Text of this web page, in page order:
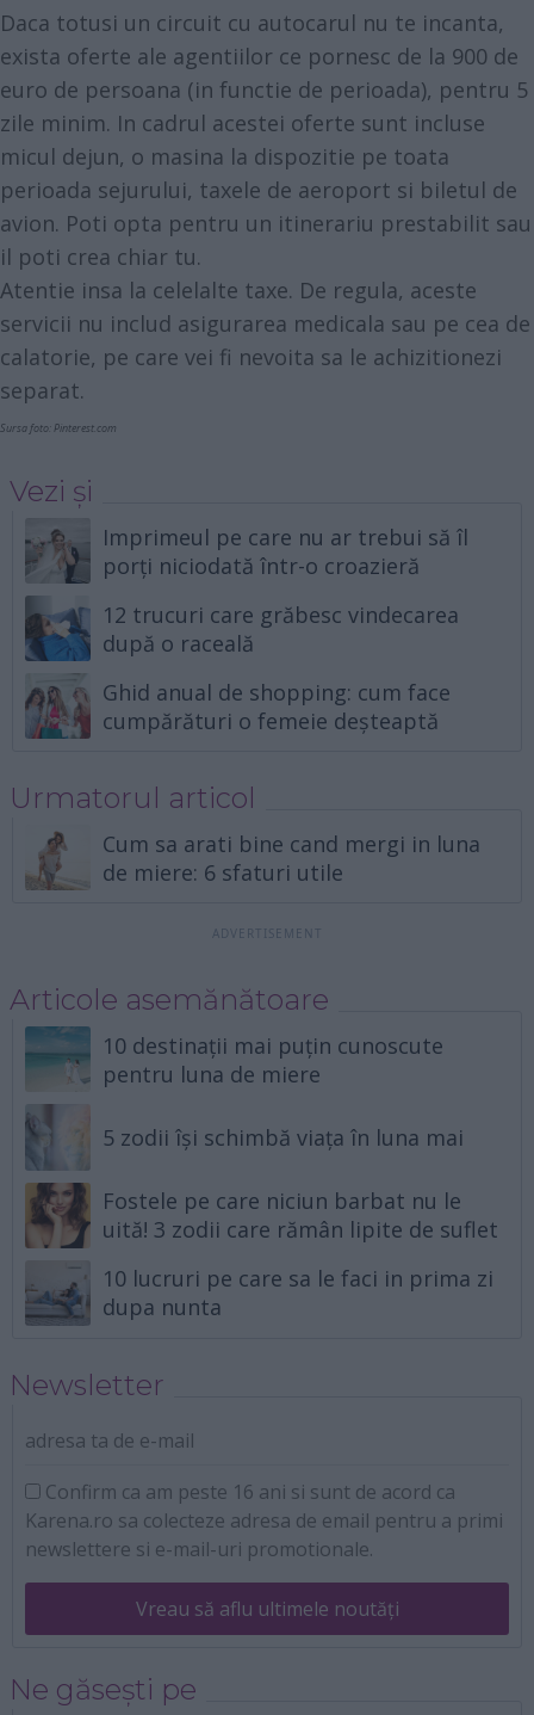
Daca totusi un circuit cu autocarul nu te incanta,
exista oferte ale agentiilor ce pornesc de la 900 de
euro de persoana (in functie de perioada), pentru 5
zile minim. In cadrul acestei oferte sunt incluse
micul dejun, o masina la dispozitie pe toata
perioada sejurului, taxele de aeroport si biletul de
avion. Poti opta pentru un itinerariu prestabilit sau
il poti crea chiar tu.
Atentie insa la celelalte taxe. De regula, aceste
servicii nu includ asigurarea medicala sau pe cea de
calatorie, pe care vei fi nevoita sa le achizitionezi
separat.
Sursa foto: Pinterest.com
Vezi și
Imprimeul pe care nu ar trebui să îl
porți niciodată într-o croazieră
12 trucuri care grăbesc vindecarea
după o raceală
Ghid anual de shopping: cum face
cumpărături o femeie deșteaptă
Urmatorul articol
Cum sa arati bine cand mergi in luna
de miere: 6 sfaturi utile
Articole asemănătoare
10 destinații mai puțin cunoscute
pentru luna de miere
5 zodii își schimbă viața în luna mai
Fostele pe care niciun barbat nu le
uită! 3 zodii care rămân lipite de suflet
10 lucruri pe care sa le faci in prima zi
dupa nunta
Newsletter
adresa ta de e-mail
Confirm ca am peste 16 ani si sunt de acord ca
Karena.ro sa colecteze adresa de email pentru a primi
newslettere si e-mail-uri promotionale.
Vreau să aflu ultimele noutăți
Ne găsești pe